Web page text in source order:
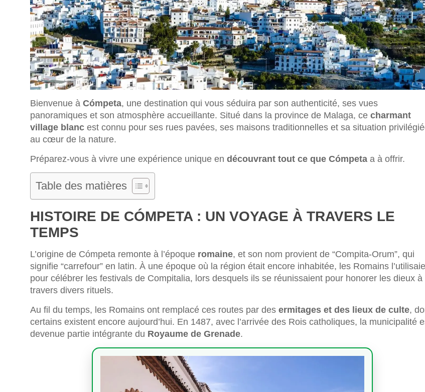
Bienvenue à Cómpeta, une destination qui vous séduira par son authenticité, ses vues
panoramiques et son atmosphère accueillante. Situé dans la province de Malaga, ce charmant
village blanc est connu pour ses rues pavées, ses maisons traditionnelles et sa situation
au cœur de la nature.
Préparez-vous à vivre une expérience unique en découvrant tout ce que Cómpeta a à offrir.
Table des matières
HISTOIRE DE CÓMPETA : UN VOYAGE À TRAVERS LE
TEMPS
L’origine de Cómpeta remonte à l’époque romaine, et son nom provient de “Compita-Orum”, qui
signifie “carrefour” en latin. À une époque où la région était encore inhabitée, les Romains
pour célébrer les festivals de Compitalia, lors desquels ils se réunissaient pour honorer les dieux à
travers divers rituels.
Au fil du temps, les Romains ont remplacé ces routes par des ermitages et des lieux de culte,
certains existent encore aujourd’hui. En 1487, avec l’arrivée des Rois catholiques, la municipalité
devenue partie intégrante du Royaume de Grenade.